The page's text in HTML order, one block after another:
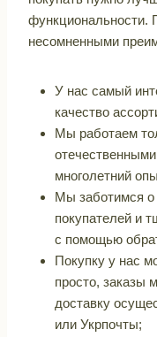
функциональности.
несомненными
У нас самый
качество
Мы работаем
многолетний
Мы заботимся о
покупателей и
с помощью
Покупку у нас
просто, заказы
доставку
или Укрпочты;